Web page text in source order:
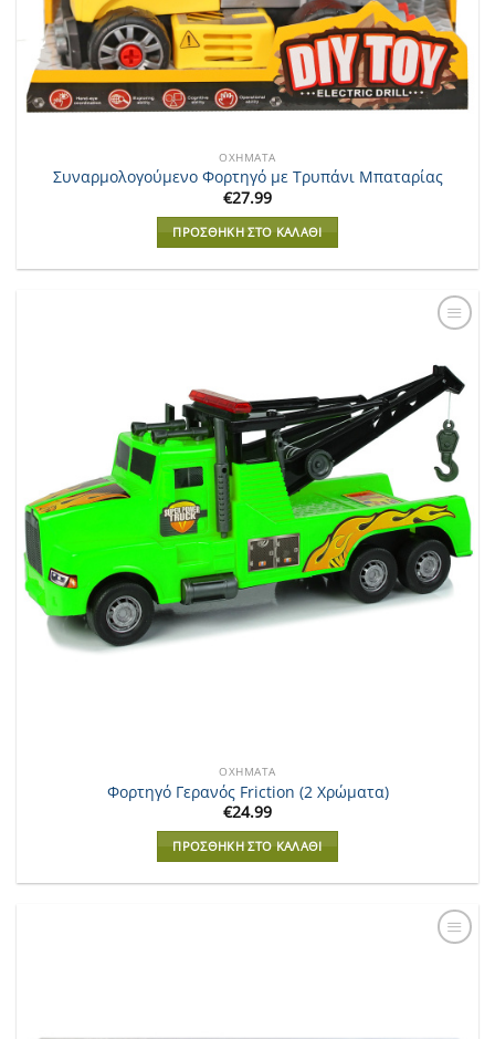
ΟΧΉΜΑΤΑ
Συναρμολογούμενο Φορτηγό με Τρυπάνι Μπαταρίας
€27.99
ΠΡΟΣΘΉΚΗ ΣΤΟ ΚΑΛΆΘΙ
Wishlist
ΟΧΉΜΑΤΑ
Φορτηγό Γερανός Friction (2 Χρώματα)
€24.99
ΠΡΟΣΘΉΚΗ ΣΤΟ ΚΑΛΆΘΙ